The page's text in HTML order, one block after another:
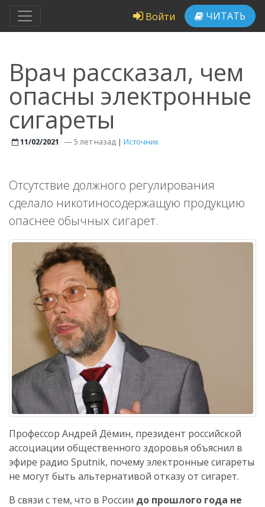
Войти ЧИТАТЬ
Врач рассказал, чем
опасны электронные
сигареты
11/02/2021 —5 лет назад | Источник
Отсутствие должного регулирования
сделало никотиносодержащую продукцию
опаснее обычных сигарет.
Профессор Андрей Дёмин, президент российской
ассоциации общественного здоровья объяснил в
эфире радио Sputnik, почему электронные сигареты
не могут быть альтернативой отказу от сигарет.
В связи с тем, что в России до прошлого года не